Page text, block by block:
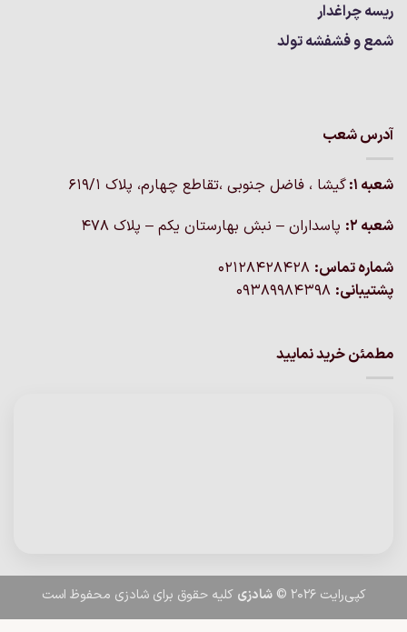
ریسه چراغدار
شمع و فشفشه تولد
آدرس شعب
شعبه 1:
گيشا ، فاضل جنوبی ،تقاطع چهارم، پلاک 619/1
شعبه 2:
پاسداران – نبش بهارستان یکم – پلاک ۴۷۸
شماره تماس:
پشتیبانی:
مطمئن خرید نمایید
کپی‌رایت 2026 © شادزی کلیه حقوق برای شادزی محفوظ است